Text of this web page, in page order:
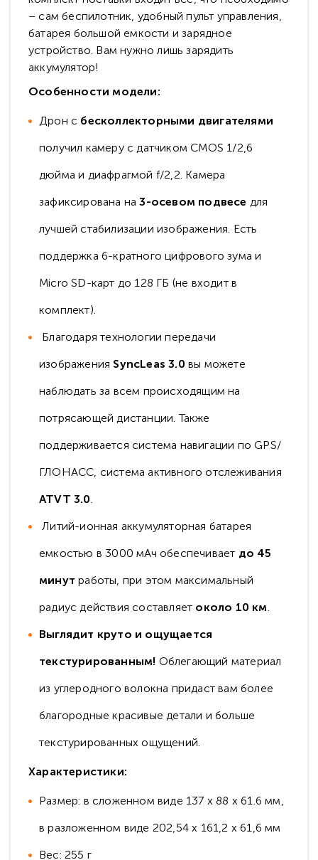
– сам беспилотник, удобный пульт управления,
батарея большой емкости и зарядное
устройство. Вам нужно лишь зарядить
аккумулятор!
Особенности модели:
Дрон с бесколлекторными двигателями
получил камеру с датчиком CMOS 1/2,6
дюйма и диафрагмой f/2,2. Камера
зафиксирована на 3-осевом подвесе для
лучшей стабилизации изображения. Есть
поддержка 6-кратного цифрового зума и
Micro SD-карт до 128 ГБ (не входит в
комплект).
Благодаря технологии передачи
изображения SyncLeas 3.0 вы можете
наблюдать за всем происходящим на
потрясающей дистанции. Также
поддерживается система навигации по GPS/
ГЛОНАСС, система активного отслеживания
ATVT 3.0.
Литий-ионная аккумуляторная батарея
емкостью в 3000 мАч обеспечивает до 45
минут работы, при этом максимальный
радиус действия составляет около 10 км.
Выглядит круто и ощущается
текстурированным! Облегающий материал
из углеродного волокна придаст вам более
благородные красивые детали и больше
текстурированных ощущений.
Характеристики:
Размер: в сложенном виде 137 х 88 х 61.6 мм,
в разложенном виде 202,54 х 161,2 х 61,6 мм
Вес: 255 г